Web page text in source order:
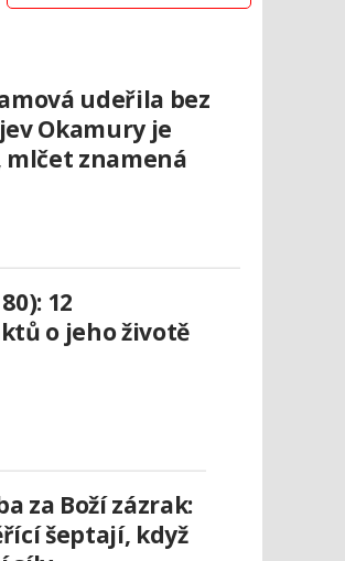
udeřila bez
Okamury je
mlčet znamená
12
o jeho životě
za Boží zázrak:
šeptají, když